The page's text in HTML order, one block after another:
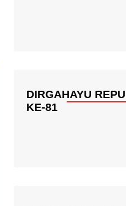
DIRGAHAYU
KE-81